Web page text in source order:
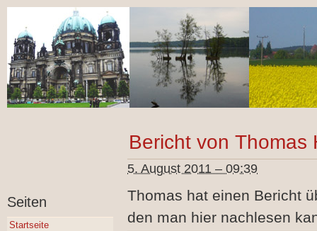
Seiten
Startseite
Bericht von Thomas
5. August 2011 – 09:39
Thomas hat einen Bericht
den man hier nachlesen